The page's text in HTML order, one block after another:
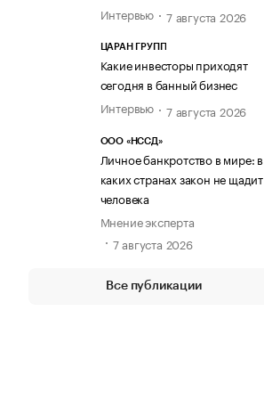
Интервью
7 августа 2026
ЦАРАН ГРУПП
Какие инвесторы приходят
сегодня в банный бизнес
Интервью
7 августа 2026
ООО «НССД»
Личное банкротство в мире: в
каких странах закон не щадит
человека
Мнение эксперта
7 августа 2026
Все публикации